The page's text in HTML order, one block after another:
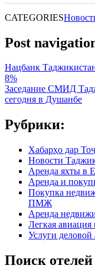
CATEGORIES
Post
Нацбанк
8%
Заседание СМИД
сегодня в Душанбе
Рубрики:
Хабарҳо дар
Новости
Аренда яхты в
Аренда и
Покупка
ПМЖ
Аренда
Легкая
Услуги
Поиск отелей